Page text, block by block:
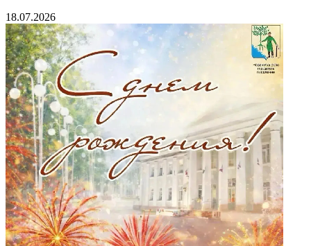
18.07.2026